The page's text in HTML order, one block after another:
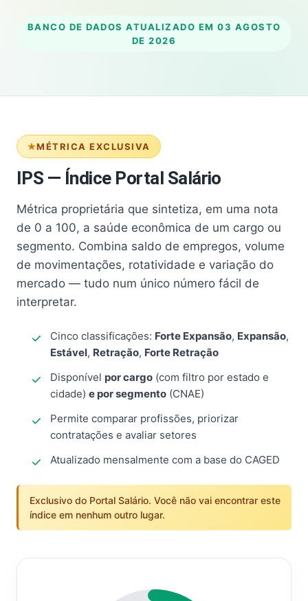
BANCO DE DADOS ATUALIZADO EM 03 AGOSTO
DE 2026
MÉTRICA EXCLUSIVA
IPS — Índice Portal Salário
Métrica proprietária que sintetiza, em uma nota
de 0 a 100, a saúde econômica de um cargo ou
segmento. Combina saldo de empregos, volume
de movimentações, rotatividade e variação do
mercado — tudo num único número fácil de
interpretar.
Cinco classificações: Forte Expansão, Expansão,
Estável, Retração, Forte Retração
Disponível por cargo (com filtro por estado e
cidade) e por segmento (CNAE)
Permite comparar profissões, priorizar
contratações e avaliar setores
Atualizado mensalmente com a base do CAGED
Exclusivo do Portal Salário. Você não vai encontrar este
índice em nenhum outro lugar.